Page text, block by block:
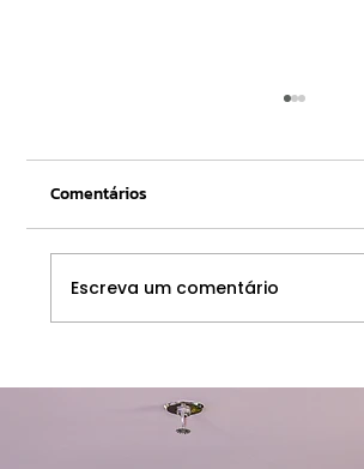
Indicadores de
escolher os KPIs certos
Comentários
Escreva um comentário